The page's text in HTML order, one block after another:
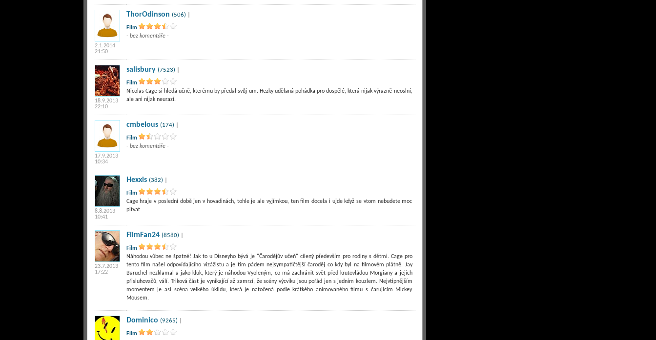
2.1.2014
21:50
ThorOdinson (506)
Film
- bez komentáře -
18.9.2013
22:10
salisbury (7523)
Film
Nicolas Cage si hledá učně, kterému by předal svůj um. Hezky udělaná pohádka pro dospělé, která nijak výrazně neoslní,
ale ani nijak neurazí.
17.9.2013
10:34
cmbelous (174)
Film
- bez komentáře -
8.8.2013
10:41
Hexxis (382)
Film
Cage hraje v poslední době jen v hovadinách, tohle je ale vyjímkou, ten film docela i ujde když se vtom nebudete moc
pitvat
23.7.2013
17:22
FilmFan24 (8580)
Film
Náhodou vůbec ne špatné! Jak to u Disneyho bývá je "Čarodějův učeň" cílený především pro rodiny s dětmi. Cage pro
tento film našel odpovídajícího vizážistu a je tím pádem nejsympatičtější čaroděj co kdy byl na filmovém plátně. Jay
Baruchel nezklamal a jako kluk, který je náhodou Vyoleným, co má zachránit svět před krutovládou Morgiany a jejích
přisluhovačů, válí. Triková část je vynikající až zamrzí, že scény výcviku jsou pořád jen s jedním kouzlem. Nejvtipnějším
momentem je asi scéna velkého úklidu, která je natočená podle krátkého animovaného filmu s čarujícím Mickey
Mousem.
Dominico (9265)
Film